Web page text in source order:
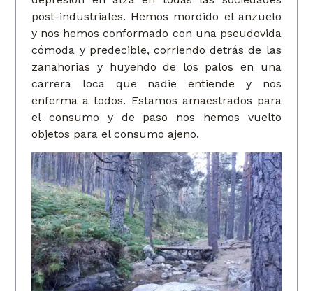
post-industriales. Hemos mordido el anzuelo
y nos hemos conformado con una pseudovida
cómoda y predecible, corriendo detrás de las
zanahorias y huyendo de los palos en una
carrera loca que nadie entiende y nos
enferma a todos. Estamos amaestrados para
el consumo y de paso nos hemos vuelto
objetos para el consumo ajeno.